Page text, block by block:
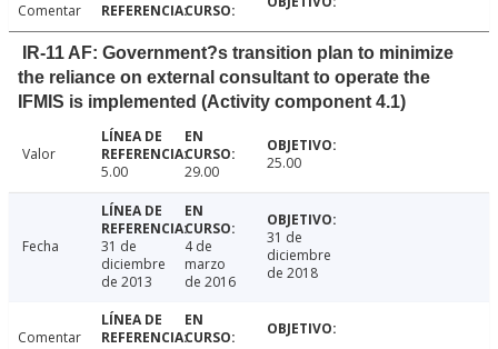
Comentar
IR-11 AF: Government?s transition plan to minimize
the reliance on external consultant to operate the
IFMIS is implemented (Activity component 4.1)
Valor
5.00
29.00 25.00
Fecha
31 de
diciembre
de 2013
4 de
marzo
de 2016
31 de
diciembre
de 2018
Comentar